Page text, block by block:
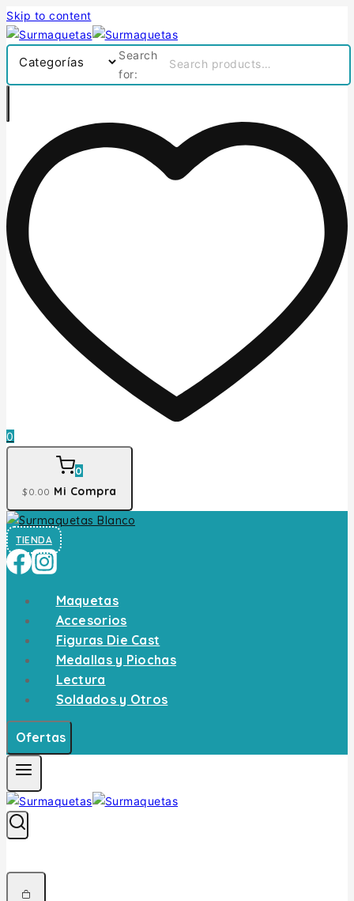
Skip to content
Search
for:
0
0
$0 .00 Mi Compra
TIENDA
Maquetas
Accesorios
Figuras Die Cast
Medallas y Piochas
Lectura
Soldados y Otros
Ofertas